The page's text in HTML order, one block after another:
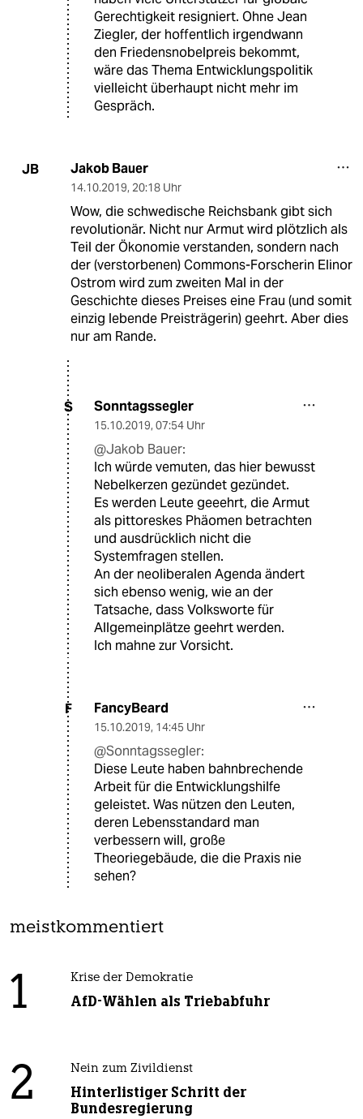
Gerechtigkeit resigniert. Ohne Jean
Ziegler, der hoffentlich irgendwann
den Friedensnobelpreis bekommt,
wäre das Thema Entwicklungspolitik
vielleicht überhaupt nicht mehr im
Gespräch.
JB Jakob Bauer
14.10.2019, 20:18 Uhr
Wow, die schwedische Reichsbank gibt sich
revolutionär. Nicht nur Armut wird plötzlich als
Teil der Ökonomie verstanden, sondern nach
der (verstorbenen) Commons-Forscherin Elinor
Ostrom wird zum zweiten Mal in der
Geschichte dieses Preises eine Frau (und somit
einzig lebende Preisträgerin) geehrt. Aber dies
nur am Rande.
S Sonntagssegler
15.10.2019, 07:54 Uhr
@Jakob Bauer:
Ich würde vemuten, das hier bewusst
Nebelkerzen gezündet gezündet.
Es werden Leute geeehrt, die Armut
als pittoreskes Phäomen betrachten
und ausdrücklich nicht die
Systemfragen stellen.
An der neoliberalen Agenda ändert
sich ebenso wenig, wie an der
Tatsache, dass Volksworte für
Allgemeinplätze geehrt werden.
Ich mahne zur Vorsicht.
F FancyBeard
15.10.2019, 14:45 Uhr
@Sonntagssegler:
Diese Leute haben bahnbrechende
Arbeit für die Entwicklungshilfe
geleistet. Was nützen den Leuten,
deren Lebensstandard man
verbessern will, große
Theoriegebäude, die die Praxis nie
sehen?
meistkommentiert
1 Krise der Demokratie
AfD-Wählen als Triebabfuhr
2 Nein zum Zivildienst
Hinterlistiger Schritt der
Bundesregierung